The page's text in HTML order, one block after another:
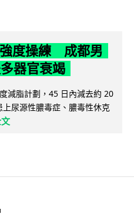
度操練 成都男
器官衰竭
減脂計劃，45 日內減去約 20
尿源性膿毒症、膿毒性休克